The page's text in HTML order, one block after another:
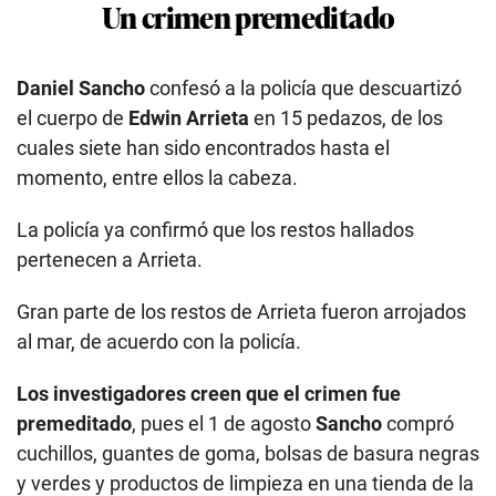
Un crimen premeditado
Daniel Sanchoconfesó a la policía que descuartizó
el cuerpo de Edwin Arrieta en 15 pedazos, de los
cuales siete han sido encontrados hasta el
momento, entre ellos la cabeza.
La policía ya confirmó que los restos hallados
pertenecen a Arrieta.
Gran parte de los restos de Arrieta fueron arrojados
al mar, de acuerdo con la policía.
Los investigadores creen que el crimen fue
premeditado, pues el 1 de agostoSanchocompró
cuchillos, guantes de goma, bolsas de basura negras
y verdes y productos de limpieza en una tienda de la